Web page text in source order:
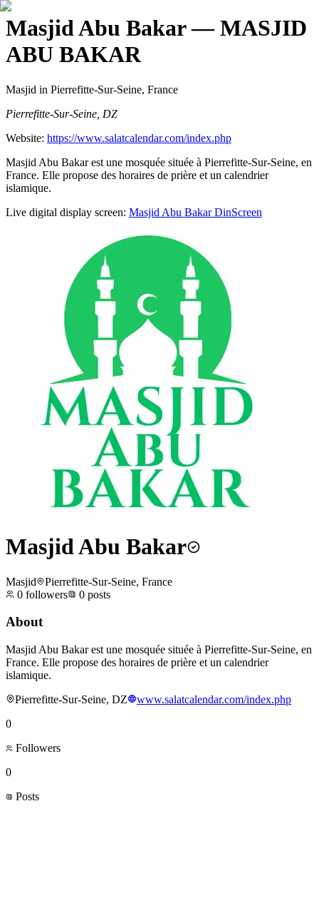
Masjid Abu Bakar— MASJID
ABU BAKAR
Masjid in Pierrefitte-Sur-Seine, France
Pierrefitte-Sur-Seine, DZ
Website: https://www.salatcalendar.com/index.php
Masjid Abu Bakar est une mosquée située à Pierrefitte-Sur-Seine, en
France. Elle propose des horaires de prière et un calendrier
islamique.
Live digital display screen: Masjid Abu BakarDinScreen
Masjid Abu Bakar
Masjid
Pierrefitte-Sur-Seine, France
0 followers 0 posts
About
Masjid Abu Bakar est une mosquée située à Pierrefitte-Sur-Seine, en
France. Elle propose des horaires de prière et un calendrier
islamique.
Pierrefitte-Sur-Seine, DZ
www.salatcalendar.com/index.php
0
Followers
0
Posts